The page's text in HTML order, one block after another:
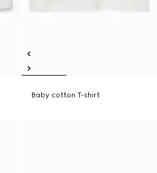
Baby cotton T-shirt